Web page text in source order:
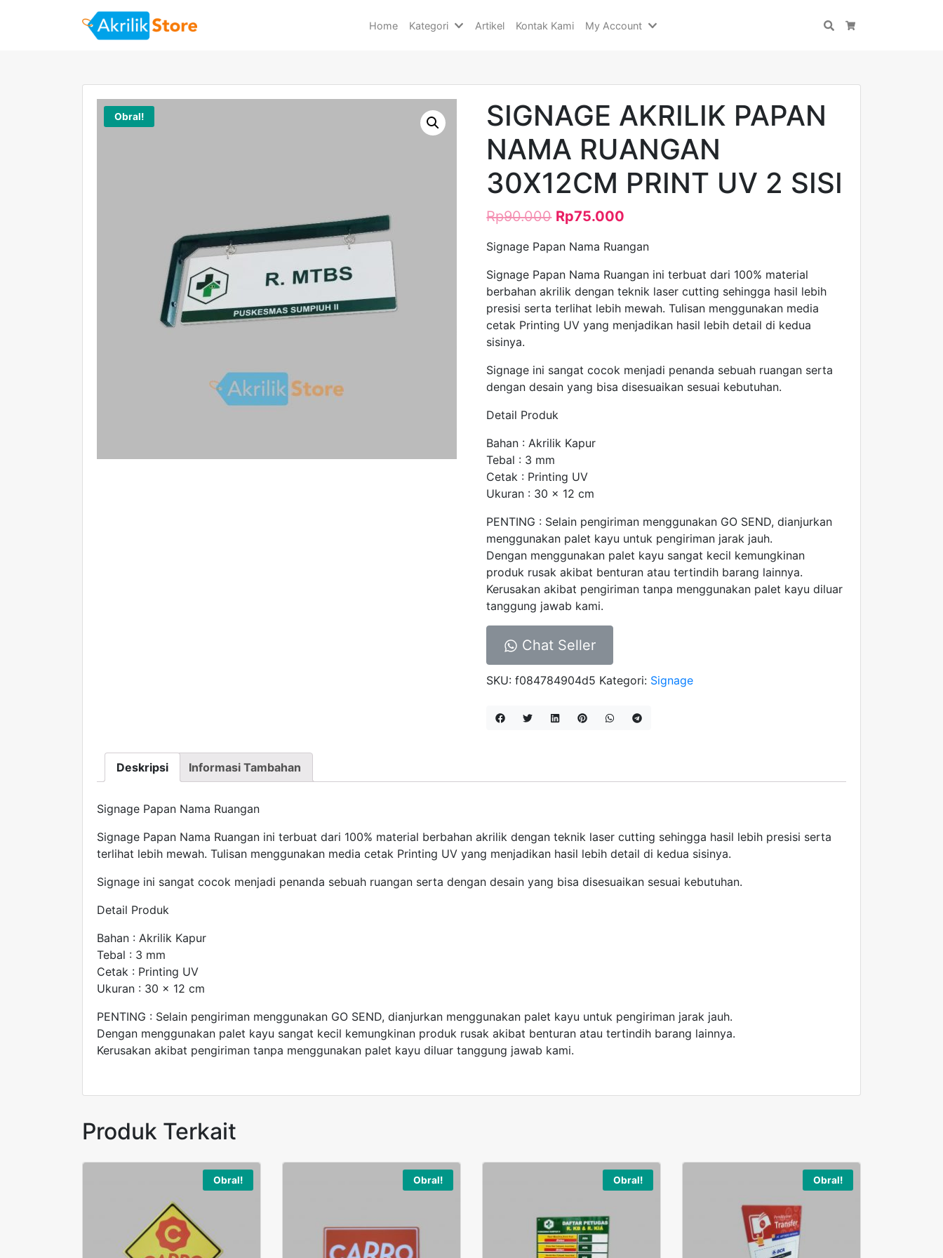
Home Kategori Artikel Kontak Kami My Account Search
Obral!
SIGNAGE AKRILIK PAPAN
NAMA RUANGAN
30X12CM PRINT UV 2 SISI
Rp90.000 Rp75.000
Signage Papan Nama Ruangan
Signage Papan Nama Ruangan ini terbuat dari 100% material
berbahan akrilik dengan teknik laser cutting sehingga hasil lebih
presisi serta terlihat lebih mewah. Tulisan menggunakan media
cetak Printing UV yang menjadikan hasil lebih detail di kedua
sisinya.
Signage ini sangat cocok menjadi penanda sebuah ruangan serta
dengan desain yang bisa disesuaikan sesuai kebutuhan.
Detail Produk
Bahan : Akrilik Kapur
Tebal : 3 mm
Cetak : Printing UV
Ukuran : 30 x 12 cm
PENTING : Selain pengiriman menggunakan GO SEND, dianjurkan
menggunakan palet kayu untuk pengiriman jarak jauh.
Dengan menggunakan palet kayu sangat kecil kemungkinan
produk rusak akibat benturan atau tertindih barang lainnya.
Kerusakan akibat pengiriman tanpa menggunakan palet kayu diluar
tanggung jawab kami.
Chat Seller
SKU:f084784904d5 Kategori: Signage
Deskripsi Informasi Tambahan
Signage Papan Nama Ruangan
Signage Papan Nama Ruangan ini terbuat dari 100% material berbahan akrilik dengan teknik laser cutting sehingga hasil lebih presisi serta
terlihat lebih mewah. Tulisan menggunakan media cetak Printing UV yang menjadikan hasil lebih detail di kedua sisinya.
Signage ini sangat cocok menjadi penanda sebuah ruangan serta dengan desain yang bisa disesuaikan sesuai kebutuhan.
Detail Produk
Bahan : Akrilik Kapur
Tebal : 3 mm
Cetak : Printing UV
Ukuran : 30 x 12 cm
PENTING : Selain pengiriman menggunakan GO SEND, dianjurkan menggunakan palet kayu untuk pengiriman jarak jauh.
Dengan menggunakan palet kayu sangat kecil kemungkinan produk rusak akibat benturan atau tertindih barang lainnya.
Kerusakan akibat pengiriman tanpa menggunakan palet kayu diluar tanggung jawab kami.
Produk Terkait
Obral! Obral! Obral! Obral!